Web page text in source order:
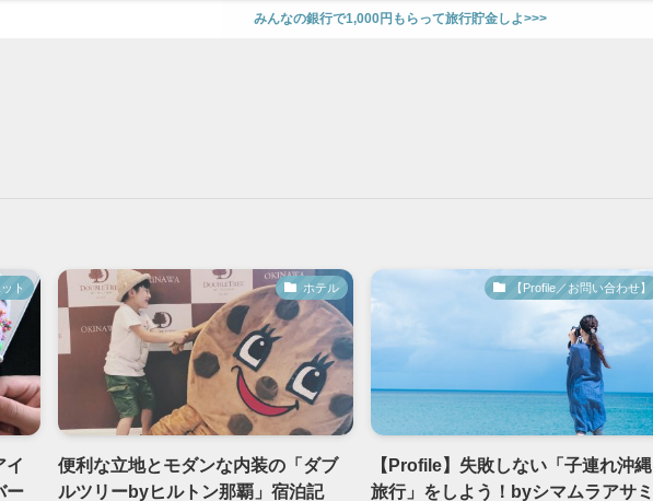
みんなの銀行で1,000円もらって旅行貯金しよ>>>
ト
イ
ー
ホテル
便利な立地とモダンな内装の「ダブ
ルツリーbyヒルトン那覇」宿泊記
【Profile／お問い合わせ】
【Profile】失敗しない「子連れ沖縄
旅行」をしよう！byシマムラアサミ